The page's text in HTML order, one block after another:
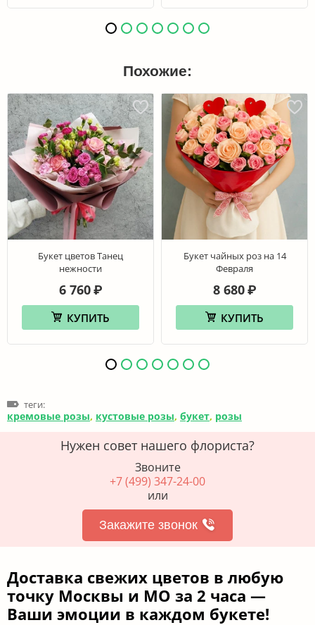
Похожие:
Букет цветов Танец
нежности
6 760 ₽
КУПИТЬ
Букет чайных роз на 14
Февраля
8 680 ₽
КУПИТЬ
теги:
кремовые розы, кустовые розы, букет, розы
Нужен совет нашего флориста?
Звоните
+7 (499) 347-24-00
или
Закажите звонок
Доставка свежих цветов в любую
точку Москвы и МО за 2 часа —
Ваши эмоции в каждом букете!